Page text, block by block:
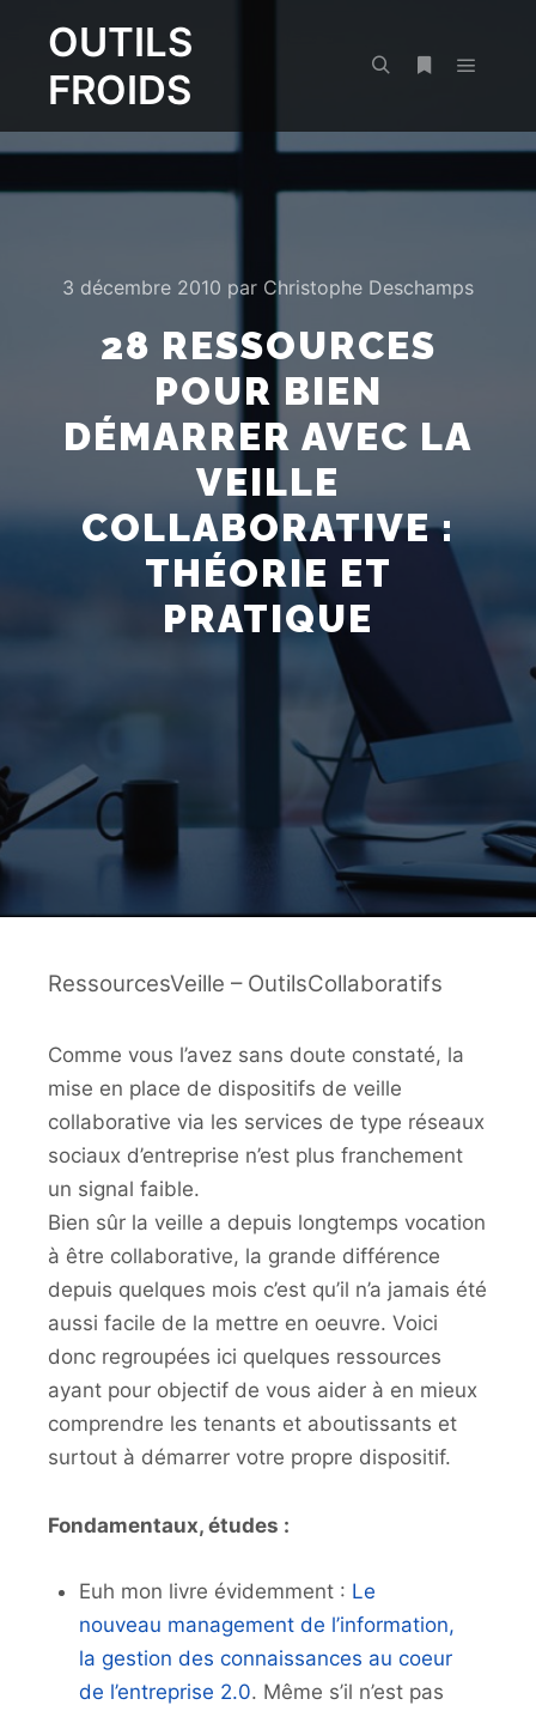
OUTILS
FROIDS
3 décembre 2010 par Christophe Deschamps
28 RESSOURCES
POUR BIEN
DÉMARRER AVEC LA
VEILLE
COLLABORATIVE :
THÉORIE ET
PRATIQUE
RessourcesVeille – OutilsCollaboratifs
Comme vous l’avez sans doute constaté, la
mise en place de dispositifs de veille
collaborative via les services de type réseaux
sociaux d’entreprise n’est plus franchement
un signal faible.
Bien sûr la veille a depuis longtemps vocation
à être collaborative, la grande différence
depuis quelques mois c’est qu’il n’a jamais été
aussi facile de la mettre en oeuvre. Voici
donc regroupées ici quelques ressources
ayant pour objectif de vous aider à en mieux
comprendre les tenants et aboutissants et
surtout à démarrer votre propre dispositif.
Fondamentaux, études :
Euh mon livre évidemment : Le
nouveau management de l’information,
la gestion des connaissances au coeur
de l’entreprise 2.0. Même s’il n’est pas